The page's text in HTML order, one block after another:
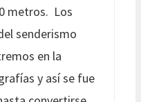
metros. Los
senderismo
en la
y así se fue